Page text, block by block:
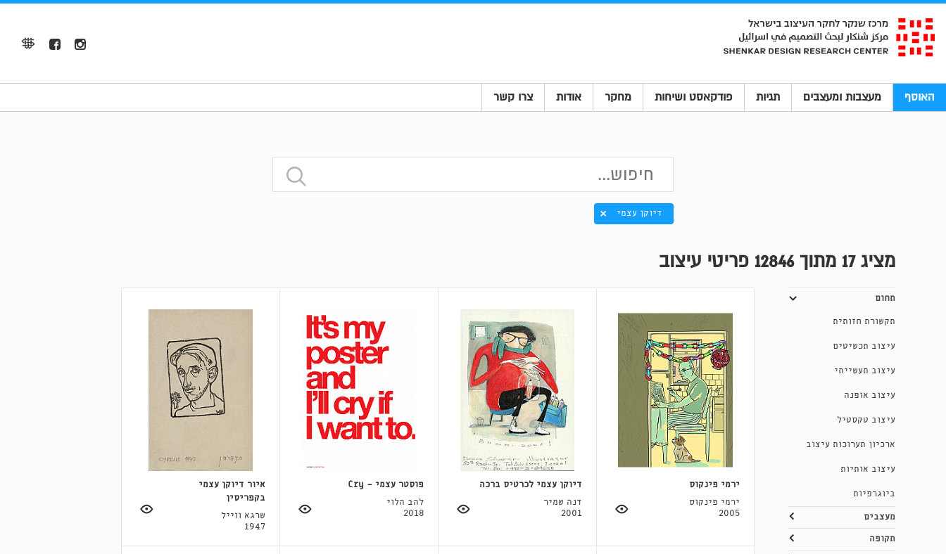
האוסף מעצבות ומעצבים תגיות פודקאסט ושיחות מחקר אודות צרו קשר
דיוקן עצמי
מציג17 מתוך 12846 פריטי עיצוב
תחום
תקשורת חזותית
עיצוב תכשיטים
עיצוב תעשייתי
עיצוב אופנה
עיצוב טקסטיל
ארכיון תערוכות עיצוב
עיצוב אותיות
ביוגרפיות
מעצבים
תקופה
ירמי פינקוס
ירמי פינקוס
2005
דיוקן עצמי לכרטיס ברכה
דנה שמיר
2001
פוסטר עצמי - Cry
להב הלוי
2018
איור דיוקן עצמי
בקפריסין
שרגא ווייל
1947